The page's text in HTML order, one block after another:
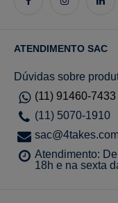
ATENDIMENTO SAC
Dúvidas sobre
(11) 91460-
(11) 5070-1910
Atendimento:
18h e na sexta